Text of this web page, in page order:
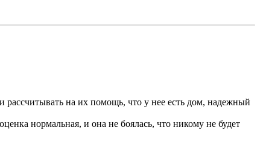
рассчитывать на их помощь, что у нее есть дом, надежный
нормальная, и она не боялась, что никому не будет